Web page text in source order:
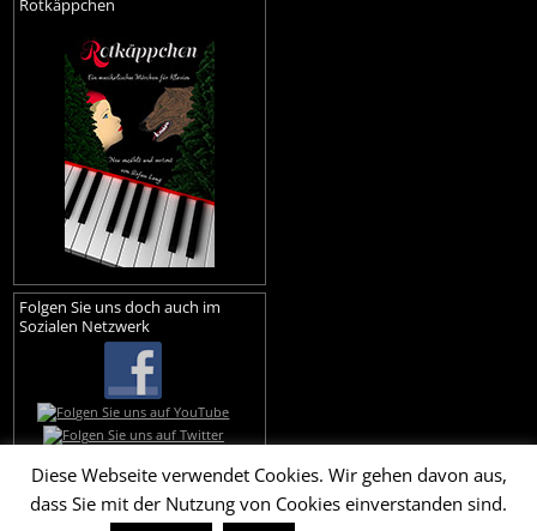
Rotkäppchen
Folgen Sie uns doch auch im
Sozialen Netzwerk
Diese Webseite verwendet Cookies. Wir gehen davon aus,
dass Sie mit der Nutzung von Cookies einverstanden sind.